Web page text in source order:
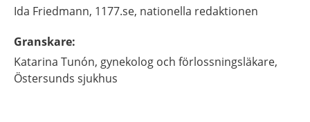
Ida Friedmann, 1177.se, nationella redaktionen
Granskare:
Katarina Tunón, gynekolog och förlossningsläkare,
Östersunds sjukhus